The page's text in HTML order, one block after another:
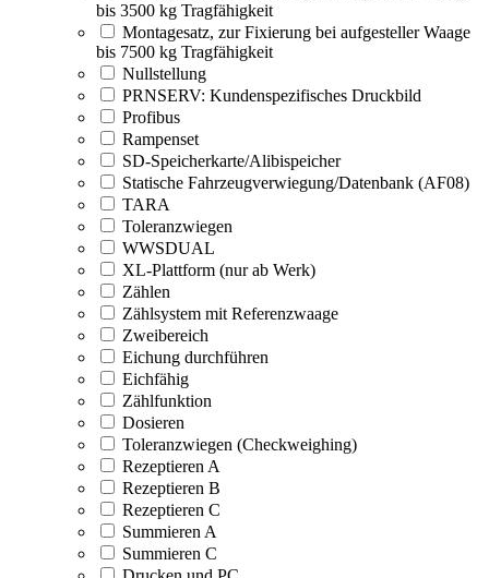
bis 3500 kg Tragfähigkeit
Montagesatz, zur Fixierung bei aufgesteller Waage
bis 7500 kg Tragfähigkeit
Nullstellung
PRNSERV: Kundenspezifisches Druckbild
Profibus
Rampenset
SD-Speicherkarte/Alibispeicher
Statische Fahrzeugverwiegung/Datenbank (AF08)
TARA
Toleranzwiegen
WWSDUAL
XL-Plattform (nur ab Werk)
Zählen
Zählsystem mit Referenzwaage
Zweibereich
Eichung durchführen
Eichfähig
Zählfunktion
Dosieren
Toleranzwiegen (Checkweighing)
Rezeptieren A
Rezeptieren B
Rezeptieren C
Summieren A
Summieren C